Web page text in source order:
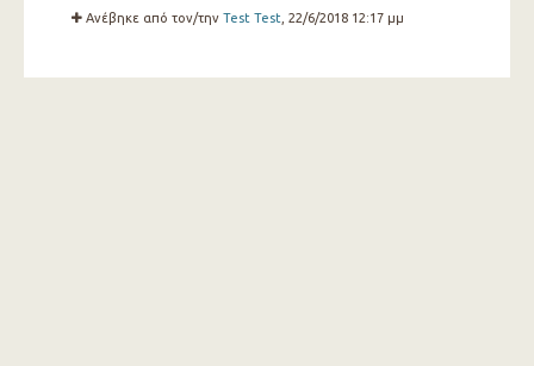
Ανέβηκε από τον/την Test Test , 22/6/2018 12:17 μμ